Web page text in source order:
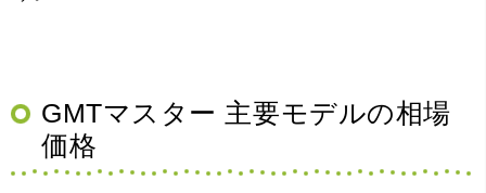
GMTマスター 主要モデルの相場
価格